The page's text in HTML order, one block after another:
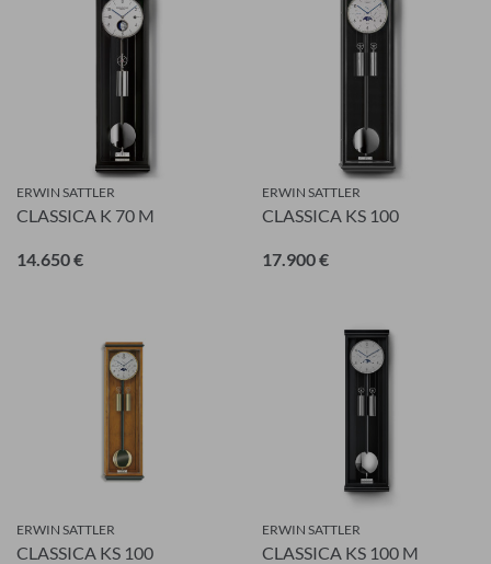
ERWIN SATTLER
CLASSICA K 70 M
14.650 €
ERWIN SATTLER
CLASSICA KS 100
17.900 €
ERWIN SATTLER
CLASSICA KS 100
ERWIN SATTLER
CLASSICA KS 100 M
E-Mail-Adresse
Ich akzeptiere die
Allgemeinen
Geschäftsbedingungen
und die
ANMELDEN